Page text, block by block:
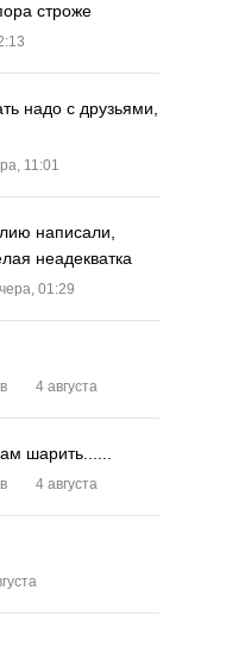
строже
надо с друзьями,
11:01
написали,
неадекватка
01:29
4 августа
шарить......
4 августа